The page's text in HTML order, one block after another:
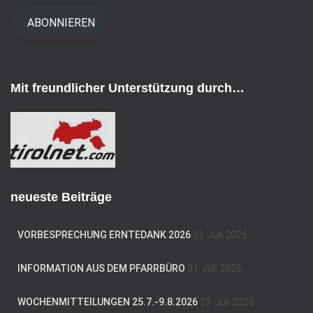
d
e
s
e
ABONNIEREN
Mit freundlicher Unterstützung durch…
neueste Beiträge
VORBESPRECHUNG ERNTEDANK 2026 31. Juli 2026
INFORMATION AUS DEM PFARRBÜRO 31. Juli 2026
WOCHENMITTEILUNGEN 25.7.-9.8.2026 29. Juli 2026